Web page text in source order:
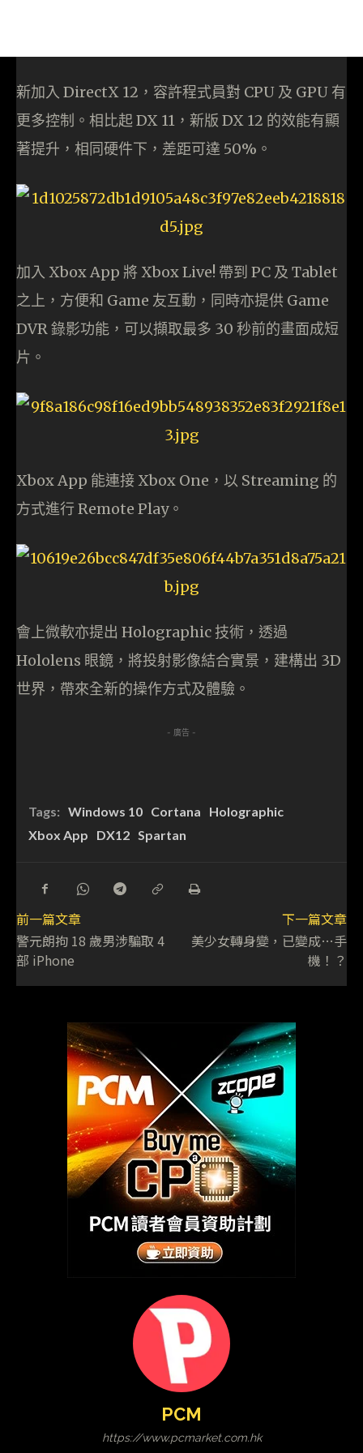
新加入 DirectX 12，容許程式員對 CPU 及 GPU 有
更多控制。相比起 DX 11，新版 DX 12 的效能有顯
著提升，相同硬件下，差距可達 50%。
加入 Xbox App 將 Xbox Live! 帶到 PC 及 Tablet
之上，方便和 Game 友互動，同時亦提供 Game
DVR 錄影功能，可以擷取最多 30 秒前的畫面成短
片。
Xbox App 能連接 Xbox One，以 Streaming 的
方式進行 Remote Play。
會上微軟亦提出 Holographic 技術，透過
Hololens 眼鏡，將投射影像結合實景，建構出 3D
世界，帶來全新的操作方式及體驗。
- 廣告 -
Tags: Windows 10 Cortana
Holographic
Xbox App
DX12 Spartan
前一篇文章
警元朗拘 18 歲男涉騙取 4
部 iPhone
下一篇文章
美少女轉身變，已變成…手
機！？
PCM
https://www.pcmarket.com.hk